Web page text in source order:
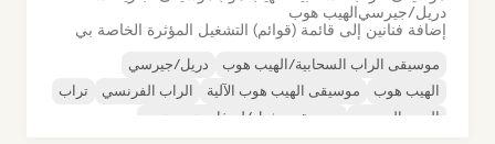
دريل/جيرسيالهيب هوب
إضافة فنانين إلى قائمة (قوائم) التشغيل المؤثرة الخاصة بي
موسيقى الراب السحابية/الهيب هوب
دريل/جيرسي
الهيب هوب
موسيقى الهيب هوب الآلية الراب الفرنسي
تراب
البوب الحضري
موسيقى تشيل/لو-فاي هيب هوب